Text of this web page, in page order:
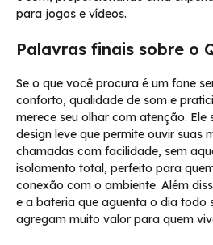
para jogos e vídeos.
Palavras finais sobre o
Se o que você procura é um fone
conforto, qualidade de som e
merece seu olhar com atenção. Ele
design leve que permite ouvir suas
chamadas com facilidade, sem
isolamento total, perfeito para
conexão com o ambiente. Além
e a bateria que aguenta o dia todo
agregam muito valor para quem